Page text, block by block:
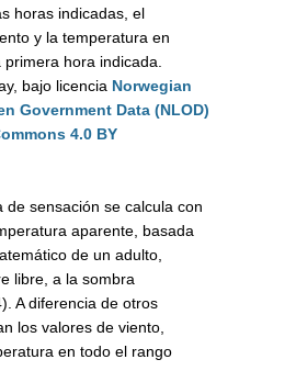
horas indicadas, el
y la temperatura en
primera hora indicada.
bajo licencia Norwegian
Government Data (NLOD)
4.0 BY
de sensación se calcula con
aparente, basada
de un adulto,
libre, a la sombra
A diferencia de otros
los valores de viento,
en todo el rango